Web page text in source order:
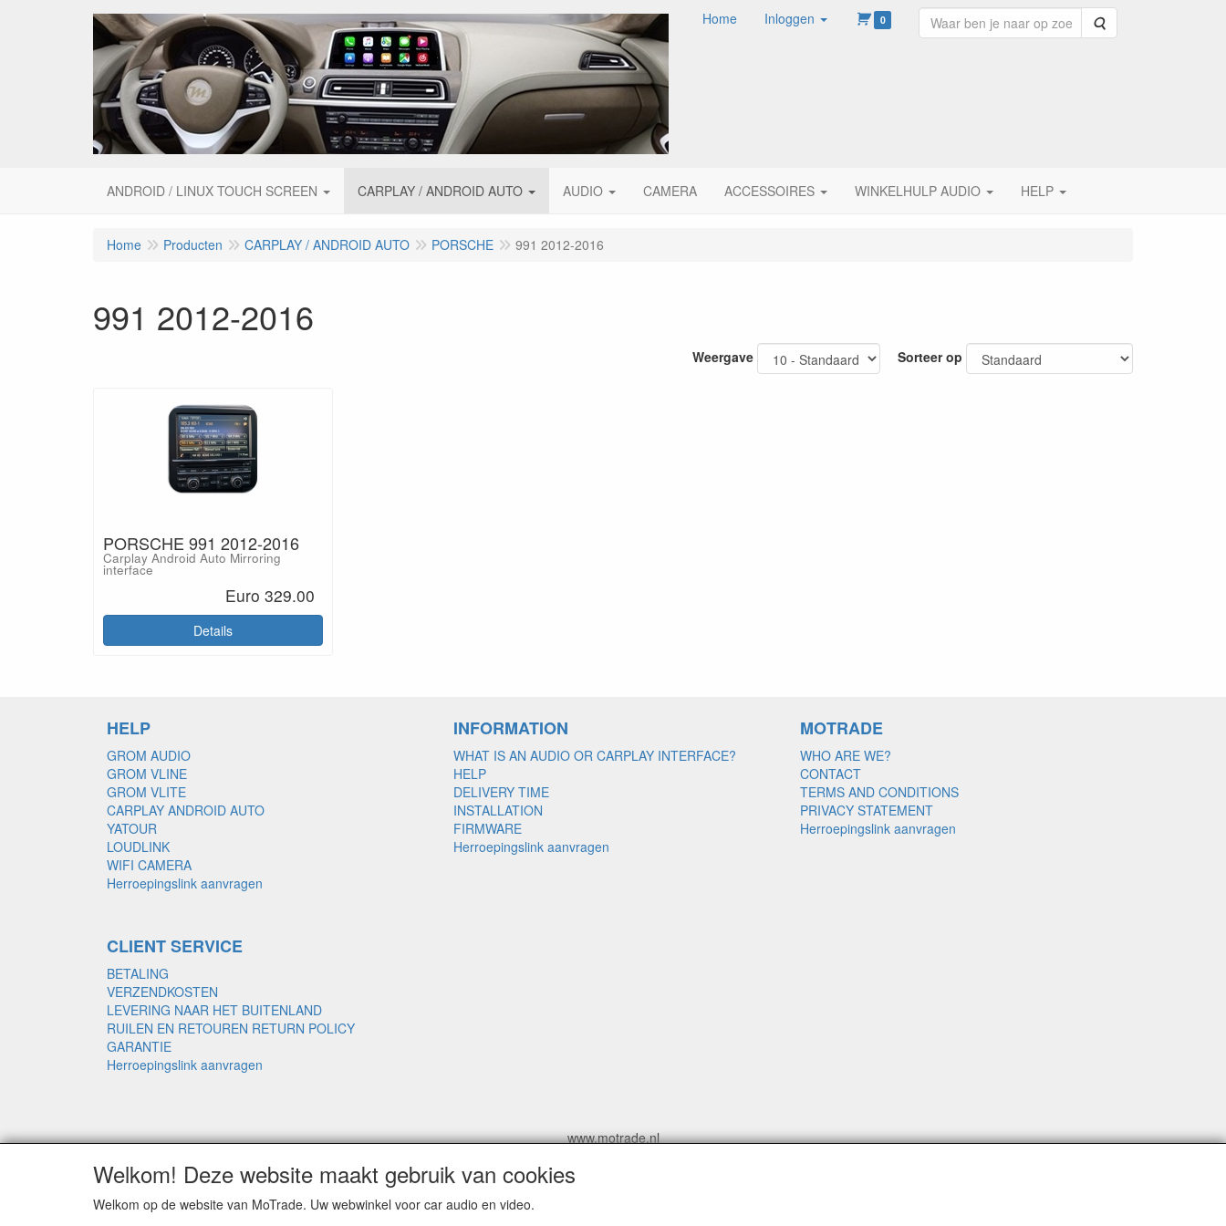
Home Inloggen 0 Zoeken
ANDROID / LINUX TOUCH SCREEN CARPLAY / ANDROID AUTO AUDIO CAMERA ACCESSOIRES WINKELHULP AUDIO HELP
Home Producten CARPLAY / ANDROID AUTO PORSCHE 991 2012-2016
991 2012-2016
Weergave Sorteer op
PORSCHE 991 2012-2016
Carplay Android Auto Mirroring
interface
Euro 329.00
Details
HELP
GROM AUDIO
GROM VLINE
GROM VLITE
CARPLAY ANDROID AUTO
YATOUR
LOUDLINK
WIFI CAMERA
Herroepingslink aanvragen
INFORMATION
WHAT IS AN AUDIO OR CARPLAY INTERFACE?
HELP
DELIVERY TIME
INSTALLATION
FIRMWARE
Herroepingslink aanvragen
MOTRADE
WHO ARE WE?
CONTACT
TERMS AND CONDITIONS
PRIVACY STATEMENT
Herroepingslink aanvragen
CLIENT SERVICE
BETALING
VERZENDKOSTEN
LEVERING NAAR HET BUITENLAND
RUILEN EN RETOUREN RETURN POLICY
GARANTIE
Herroepingslink aanvragen
www.motrade.nl
Welkom! Deze website maakt gebruik van cookies
Welkom op de website van MoTrade. Uw webwinkel voor car audio en video.